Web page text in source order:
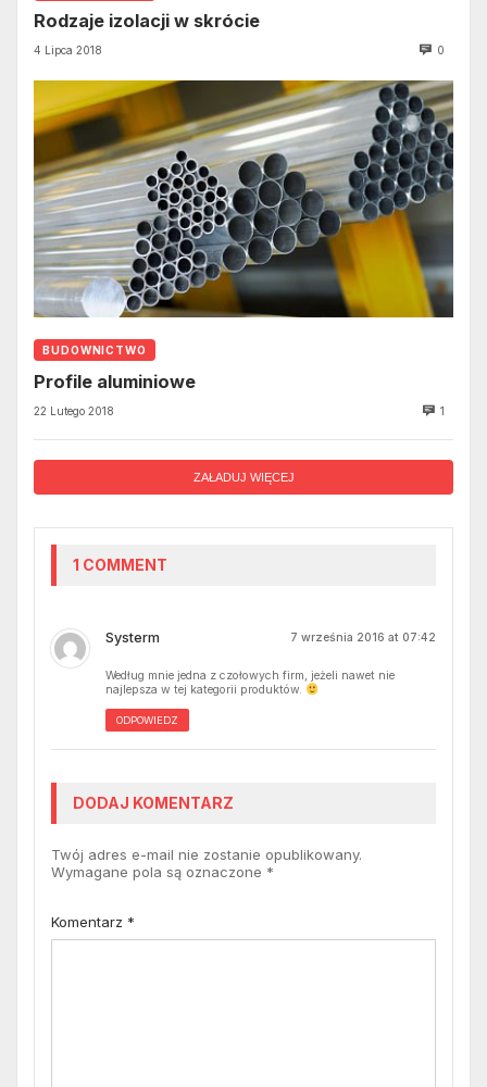
Rodzaje izolacji w skrócie
4 Lipca 2018 0
BUDOWNICTWO
Profile aluminiowe
22 Lutego 2018 1
ZAŁADUJ WIĘCEJ
1 COMMENT
Systerm 7 września 2016 at 07:42
Według mnie jedna z czołowych firm, jeżeli nawet nie
najlepsza w tej kategorii produktów.
ODPOWIEDZ
DODAJ KOMENTARZ
Twój adres e-mail nie zostanie opublikowany.
Wymagane pola są oznaczone *
Komentarz *